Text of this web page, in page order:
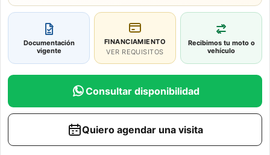
Documentación
vigente
FINANCIAMIENTO
VER REQUISITOS
Recibimos tu moto o
vehículo
Consultar disponibilidad
Quiero agendar una visita